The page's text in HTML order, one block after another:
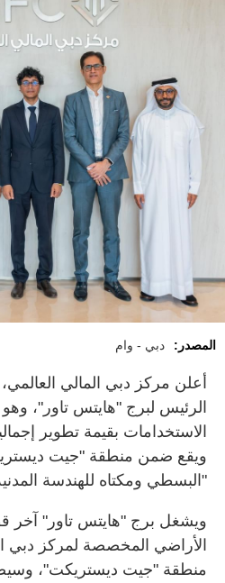
المصدر: دبي - وام
أعلن مركز دبي المالي
الرئيس لبرج "هايتس تاور"،
ويقع ضمن منطقة "جيت
"البسطي ومكتاه للهندسة
ويشغل برج "هايتس تاور"
الأراضي المخصصة لمركز دبي